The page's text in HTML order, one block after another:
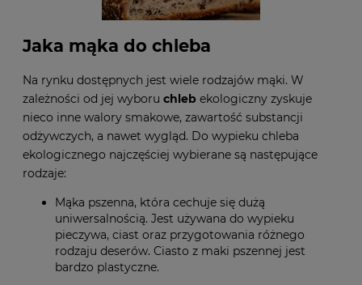
Jaka mąka do chleba
Na rynku dostępnych jest wiele rodzajów mąki. W
zależności od jej wyboru chleb ekologiczny zyskuje
nieco inne walory smakowe, zawartość substancji
odżywczych, a nawet wygląd. Do wypieku chleba
ekologicznego najczęściej wybierane są następujące
rodzaje:
Mąka pszenna, która cechuje się dużą
uniwersalnością. Jest używana do wypieku
pieczywa, ciast oraz przygotowania różnego
rodzaju deserów. Ciasto z maki pszennej jest
bardzo plastyczne.